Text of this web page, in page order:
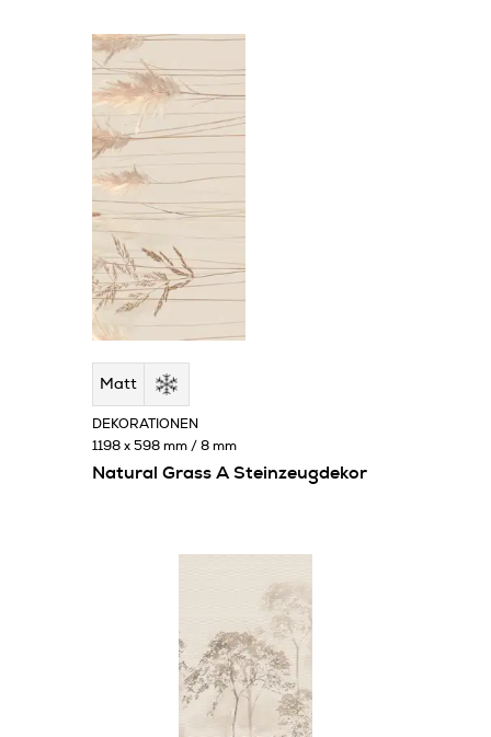
Matt
Natural Grass A Steinzeugdekor
DEKORATIONEN
1198 x 598 mm / 8 mm